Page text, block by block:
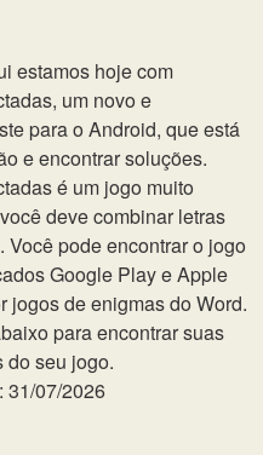
estamos hoje com
um novo e
para o Android, que está
e encontrar soluções.
é um jogo muito
deve combinar letras
pode encontrar o jogo
Google Play e Apple
jogos de enigmas do Word.
para encontrar suas
do seu jogo.
31/07/2026